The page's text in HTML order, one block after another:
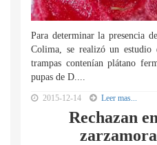
Para determinar la presencia
Colima, se realizó un estudio
trampas contenían plátano
pupas de D....
2015-12-14 Leer mas...
Rechazan